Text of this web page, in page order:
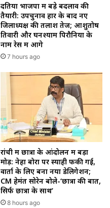
दतिया भाजपा में बड़े बदलाव की
तैयारी: उपचुनाव हार के बाद नए
जिलाध्यक्ष की तलाश तेज; आशुतोष
तिवारी और घनश्याम पिरौनिया के
नाम रेस में आगे
7 hours ago
रांची में छात्रों के आंदोलन में बड़ा
मोड़: नेहा बोरा पर स्याही फेंकी गई,
वार्ता के लिए बना नया डेलिगेशन;
CM हेमंत सोरेन बोले-‘छात्रों की बात,
सिर्फ छात्रों के साथ’
8 hours ago